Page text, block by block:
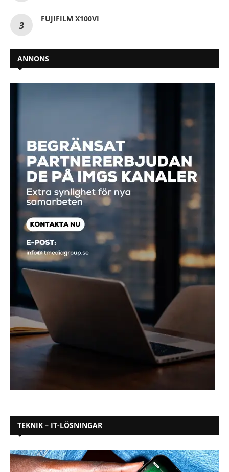
FUJIFILM X100VI
ANNONS
TEKNIK – IT-LÖSNINGAR